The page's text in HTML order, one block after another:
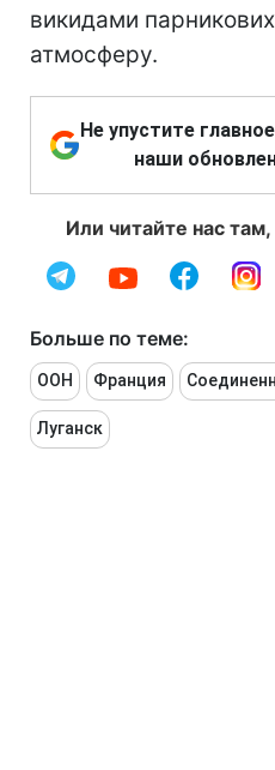
викидами парникових
атмосферу.
Не упустите
наши
Или читайте нас
Больше по теме:
ООН Франция
Луганск